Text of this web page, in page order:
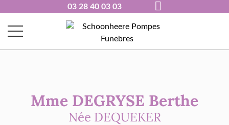
03 28 40 03 03
Mme DEGRYSE Berthe
Née DEQUEKER